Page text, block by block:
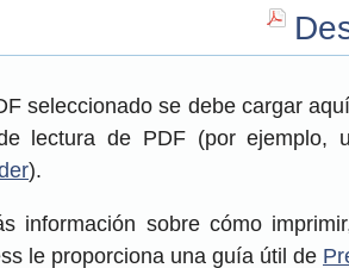
seleccionado se debe cargar
lectura de PDF (por ejemplo,
).
información sobre cómo
le proporciona una guía útil de